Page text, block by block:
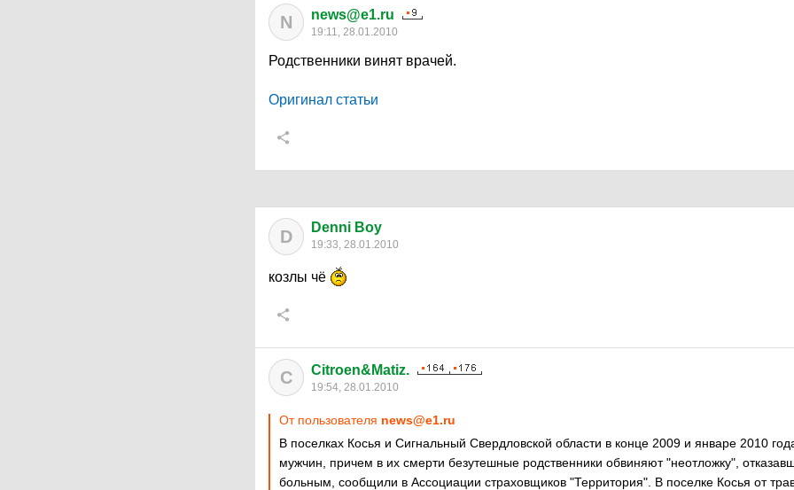
N news@e1.ru
19:11, 28.01.2010
Родственники винят врачей.
Оригинал статьи
D Denni Boy
19:33, 28.01.2010
козлы чё
C Citroen&Matiz.
19:54, 28.01.2010
От пользователя news@e1.ru
В поселках Косья и Сигнальный Свердловской области в конце 2009 и январе 2010
мужчин, причем в их смерти безутешные родственники обвиняют "неотложку",
больным, сообщили в Ассоциации страховщиков "Территория". В поселке Косья от